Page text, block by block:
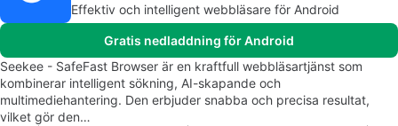
Effektiv och intelligent webbläsare för Android
Gratis nedladdning för Android
Seekee - SafeFast Browser är en kraftfull webbläsartjänst som
kombinerar intelligent sökning, AI-skapande och
multimediehantering. Den erbjuder snabba och precisa resultat,
vilket gör den…